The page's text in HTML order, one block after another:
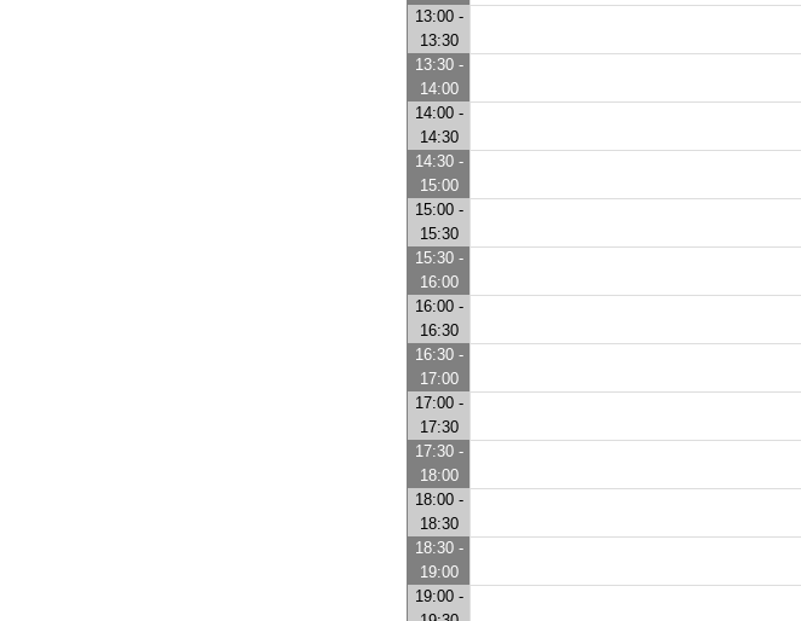
13:00 -
13:30
13:30 -
14:00
14:00 -
14:30
14:30 -
15:00
15:00 -
15:30
15:30 -
16:00
16:00 -
16:30
16:30 -
17:00
17:00 -
17:30
17:30 -
18:00
18:00 -
18:30
18:30 -
19:00
19:00 -